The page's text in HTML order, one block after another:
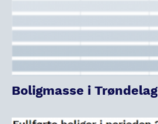
Boligmasse i Trøndelag